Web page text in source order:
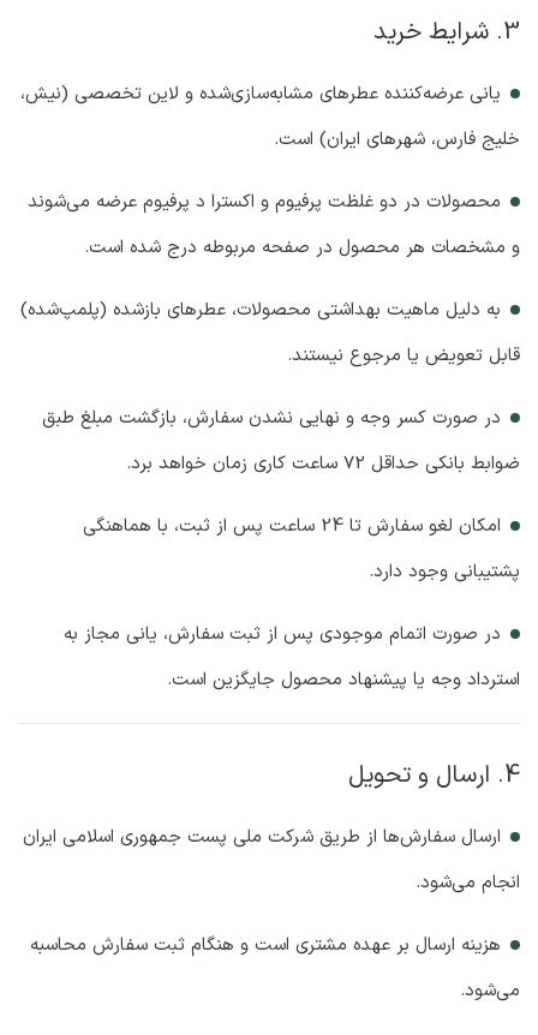
3. شرایط خرید
یانی عرضه‌کننده عطرهای مشابه‌سازی‌شده و لاین تخصصی (نیش،
خلیج فارس، شهرهای ایران) است.
محصولات در دو غلظت پرفیوم و اکسترا د پرفیوم عرضه می‌شوند
و مشخصات هر محصول در صفحه مربوطه درج شده است.
به دلیل ماهیت بهداشتی محصولات، عطرهای بازشده (پلمپ‌شده)
قابل تعویض یا مرجوع نیستند.
در صورت کسر وجه و نهایی نشدن سفارش، بازگشت مبلغ طبق
ضوابط بانکی حداقل 72 ساعت کاری زمان خواهد برد.
امکان لغو سفارش تا 24 ساعت پس از ثبت، با هماهنگی
پشتیبانی وجود دارد.
در صورت اتمام موجودی پس از ثبت سفارش، یانی مجاز به
استرداد وجه یا پیشنهاد محصول جایگزین است.
4. ارسال و تحویل
ارسال سفارش‌ها از طریق شرکت ملی پست جمهوری اسلامی ایران
انجام می‌شود.
هزینه ارسال بر عهده مشتری است و هنگام ثبت سفارش محاسبه
می‌شود.